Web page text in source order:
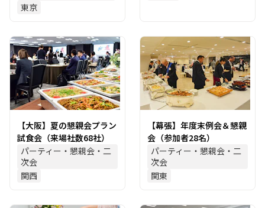
東京
【大阪】夏の懇親会プラン
試食会（来場社数68社）
パーティー・懇親会・二
次会
関西
【幕張】年度末例会＆懇親
会（参加者28名）
パーティー・懇親会・二
次会
関東